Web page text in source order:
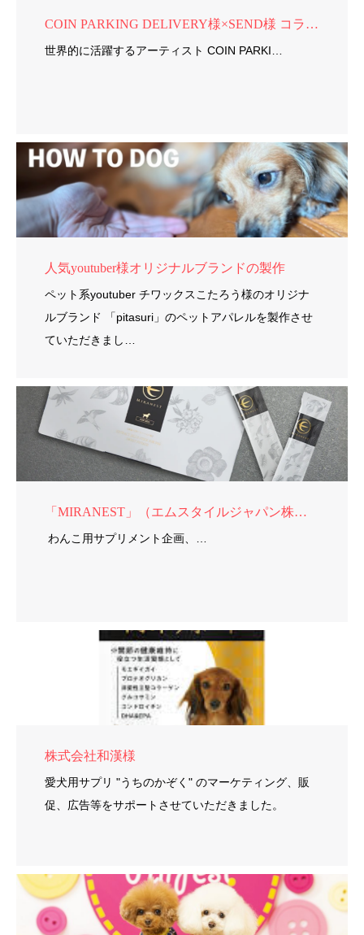
COIN PARKING DELIVERY様×SEND様 コラボ商品制作
世界的に活躍するアーティスト COIN PARKI…
人気youtuber様オリジナルブランドの製作
ペット系youtuber チワックスこたろう様のオリジナ
ルブランド 「pitasuri」のペットアパレルを製作させ
ていただきまし…
「MIRANEST」（エムスタイルジャパン株式会社）様
わんこ用サプリメント企画、…
株式会社和漢様
愛犬用サプリ "うちのかぞく" のマーケティング、販
促、広告等をサポートさせていただきました。